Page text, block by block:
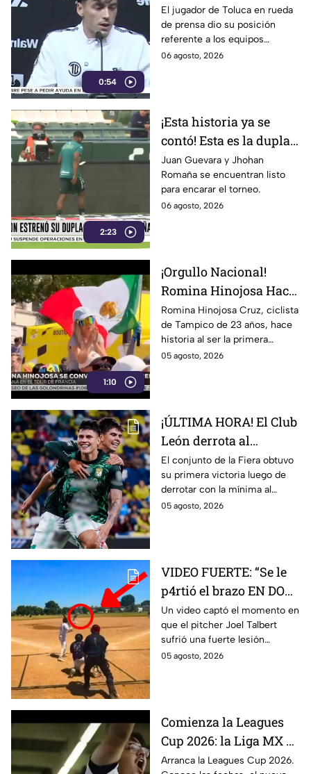
0:54
Viñas no vino al Club
León
El jugador de Toluca en rueda
de prensa dio su posición
referente a los equipos
mexicanos.
06 agosto, 2026
2:23
¡Esta historia ya se
contó! Esta es la dupla
colombiana del Club
León de cara al
Apertura 2026
Juan Guevara y Jhohan
Romaña se encuentran listo
para encarar el torneo.
06 agosto, 2026
1:10
¡Orgullo Nacional!
Romina Hinojosa Hace
Historia en el Tour de
Francia Femenil 2026
Romina Hinojosa Cruz, ciclista
de Tampico de 23 años, hace
historia al ser la primera
mexicana en correr el Tour de
05 agosto, 2026
¡ÚLTIMA HORA! El Club
León derrota al
Nashville SC en la
Leagues Cup; este fue el
resultado
El conjunto de la Fiera obtuvo
su primera victoria luego de
derrotar con la mínima al
cuadro de la MLS.
05 agosto, 2026
VIDEO FUERTE: “Se le
p4rtió el brazo EN DOS”
Pitcher sufre brut4l
lesión durante
lanzamiento y queda
fuera del juego
Un video captó el momento en
que el pitcher Joel Talbert
sufrió una fuerte lesión
durante un lanzamiento en un
05 agosto, 2026
Comienza la Leagues
Cup 2026: la Liga MX y
la MLS se enfrentan
Arranca la Leagues Cup 2026.